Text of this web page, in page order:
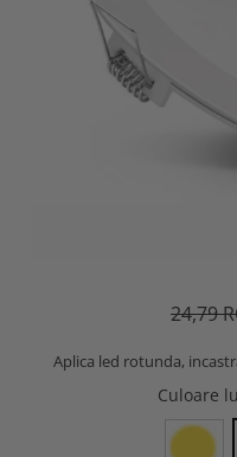
24,79
Aplica led rotunda,
Culoare